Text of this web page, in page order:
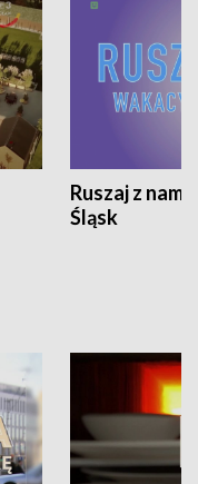
Ruszaj z
Śląsk